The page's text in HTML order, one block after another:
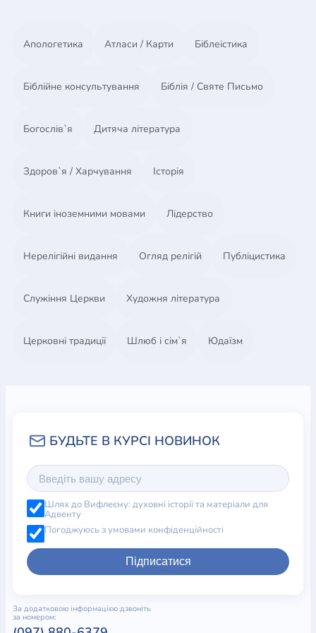
"Историю реформации", и Frederic Monod,
Франции. По просьбе таких людей Роберт
пояснительный комментарий на Послание к
Апологетика Атласи / Карти Біблеістика
Біблійне консультування Біблія / Святе Письмо
Богослів`я Дитяча література
Здоров`я / Харчування Історія
Книги іноземними мовами Лідерство
Нерелігійні видання Огляд релігій Публіцистика
Служіння Церкви Художня література
Церковні традиції Шлюб і сім`я Юдаїзм
Шлях до Вифлеєму: духовні історії та матеріали для
Адвенту
Погоджуюсь з умовами конфіденційності
Підписатися
За додатковою інформацією дзвоніть
за номером: